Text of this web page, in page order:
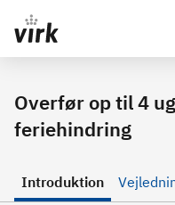
Gå direkte til indhold
Overfør op til 4
feriehindring
Introduktion